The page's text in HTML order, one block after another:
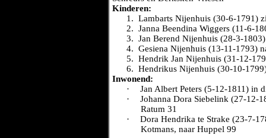
Kinderen:
1. Lambarts Nijenhuis (30-6-1791)
2. Janna Beendina Wiggers (11-6-
3. Jan Berend Nijenhuis (28-3-
4. Gesiena Nijenhuis (13-11-1793)
5. Hendrik Jan Nijenhuis (31-12-
6. Hendrikus Nijenhuis (30-10-
Inwonend:
·
Jan Albert Peters (5-12-1811) in
·
Johanna Dora Siebelink (27-12-
Ratum 31
·
Dora Hendrika te Strake (23-7-
Kotmans, naar Huppel 99